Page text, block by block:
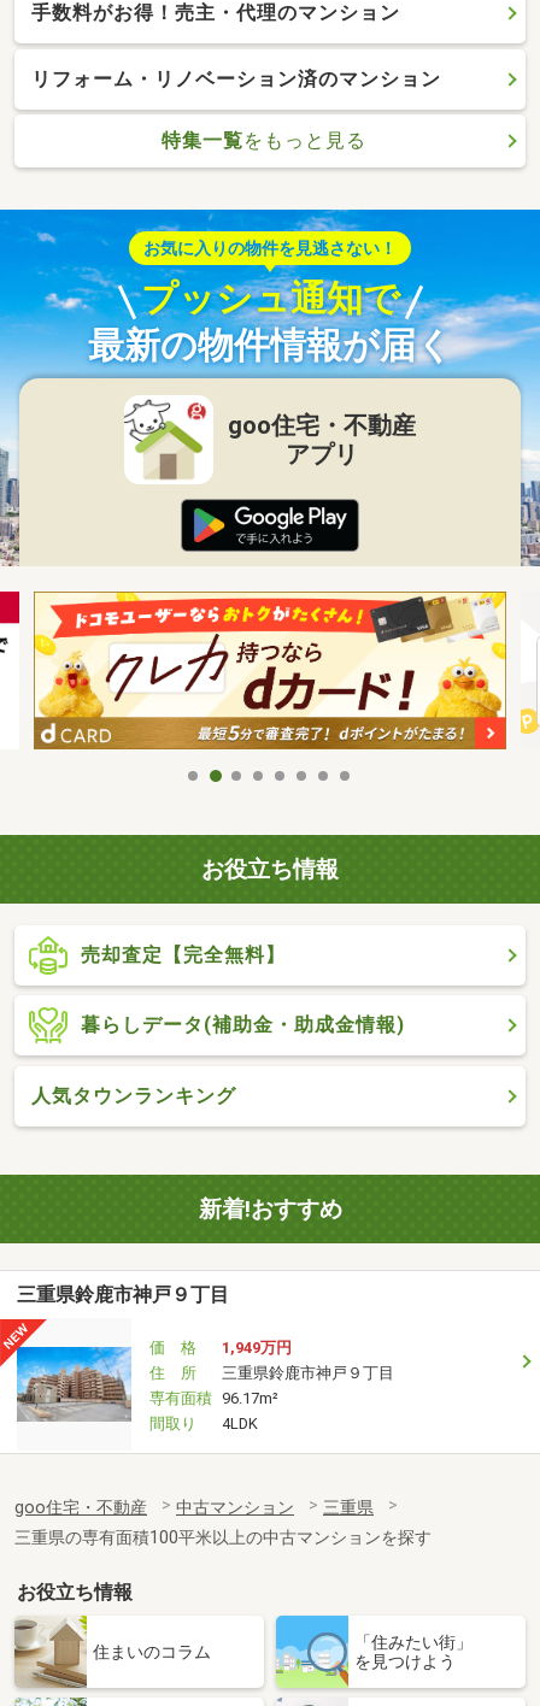
手数料がお得！売主・代理のマンション
リフォーム・リノベーション済のマンション
特集一覧をもっと見る
お気に入りの物件を見逃さない！
プッシュ通知で
最新の物件情報が届く
goo住宅・不動産
アプリ
お役立ち情報
売却査定【完全無料】
暮らしデータ(補助金・助成金情報)
人気タウンランキング
新着!おすすめ
三重県鈴鹿市神戸９丁目
価 格
1,949万円
住 所
三重県鈴鹿市神戸９丁目
専有面積 96.17m²
間取り
4LDK
goo住宅・不動産 中古マンション
三重県
三重県の専有面積100平米以上の中古マンションを探す
お役立ち情報
住まいのコラム
「住みたい街」
を見つけよう